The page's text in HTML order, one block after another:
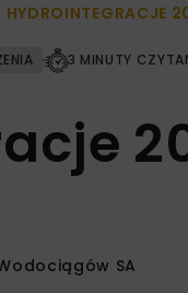
HYDROINTEGRACJE
3 MINUTY
SA